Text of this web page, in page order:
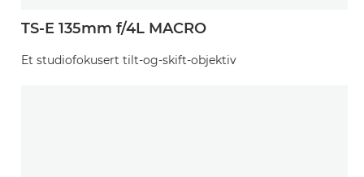
TS-E 135mm f/4L MACRO
Et studiofokusert tilt-og-skift-objektiv